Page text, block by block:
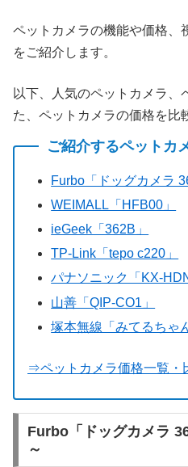
ペットカメラの機能や価格、
をご紹介します。
以下、人気のペットカメラ、
た、ペットカメラの価格を比
ご紹介するペットカ
Furbo「ドッグカメラ
WEIMALL「HFB00」
ieGeek「362B」
TP-Link「tepo c220」
パナソニック「KX-
山善「QIP-CO1」
塚本無線「みてるちゃ
⇒ペットカメラ価格一覧・
Furbo「ドッグカメラ
～